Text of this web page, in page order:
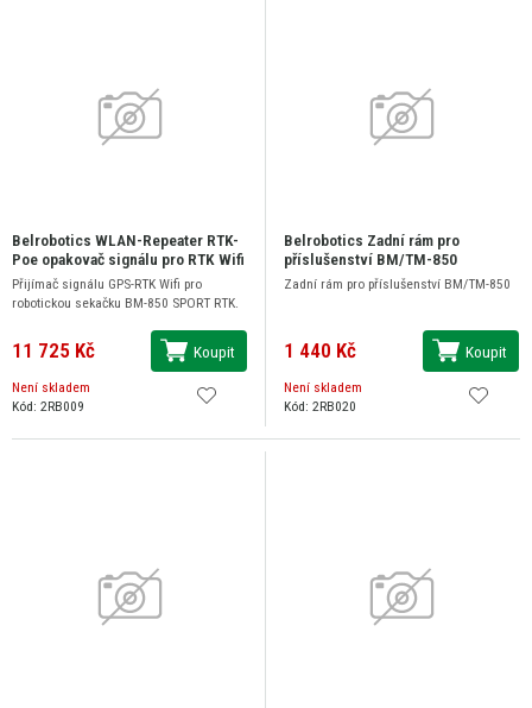
Belrobotics WLAN-Repeater RTK-
Poe opakovač signálu pro RTK Wifi
Přijímač signálu GPS-RTK Wifi pro
robotickou sekačku BM-850 SPORT RTK.
11 725 Kč Koupit
Není skladem
Kód: 2RB009
Belrobotics Zadní rám pro
příslušenství BM/TM-850
Zadní rám pro příslušenství BM/TM-850
1 440 Kč Koupit
Není skladem
Kód: 2RB020